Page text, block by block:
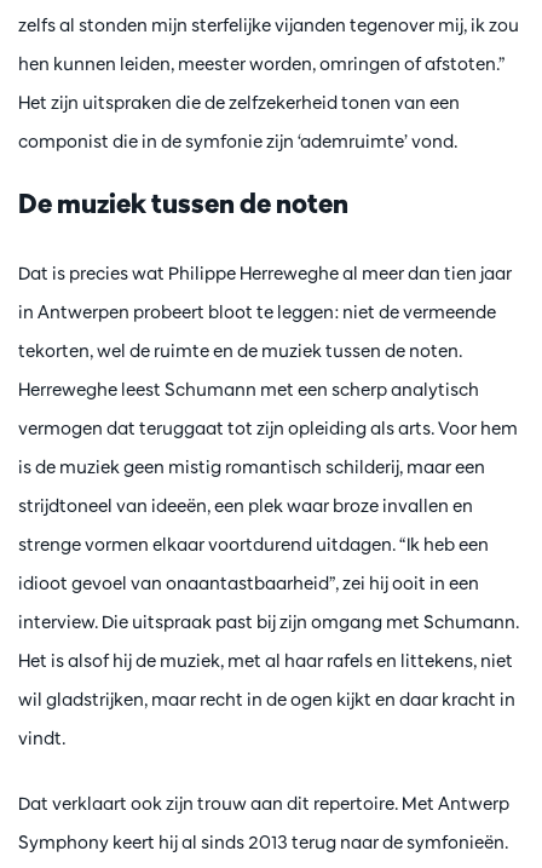
zelfs al stonden mijn sterfelijke vijanden tegenover mij, ik zou
hen kunnen leiden, meester worden, omringen of afstoten.”
Het zijn uitspraken die de zelfzekerheid tonen van een
componist die in de symfonie zijn ‘ademruimte’ vond.
De muziek tussen de noten
Dat is precies wat Philippe Herreweghe al meer dan tien jaar
in Antwerpen probeert bloot te leggen: niet de vermeende
tekorten, wel de ruimte en de muziek tussen de noten.
Herreweghe leest Schumann met een scherp analytisch
vermogen dat teruggaat tot zijn opleiding als arts. Voor hem
is de muziek geen mistig romantisch schilderij, maar een
strijdtoneel van ideeën, een plek waar broze invallen en
strenge vormen elkaar voortdurend uitdagen. “Ik heb een
idioot gevoel van onaantastbaarheid”, zei hij ooit in een
interview. Die uitspraak past bij zijn omgang met Schumann.
Het is alsof hij de muziek, met al haar rafels en littekens, niet
wil gladstrijken, maar recht in de ogen kijkt en daar kracht in
vindt.
Dat verklaart ook zijn trouw aan dit repertoire. Met Antwerp
Symphony keert hij al sinds 2013 terug naar de symfonieën.